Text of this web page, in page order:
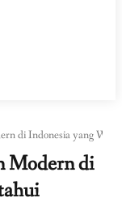
di Indonesia yang
Modern di